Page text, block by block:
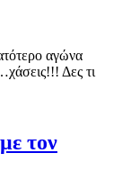
αγώνα
Δες τι
τον